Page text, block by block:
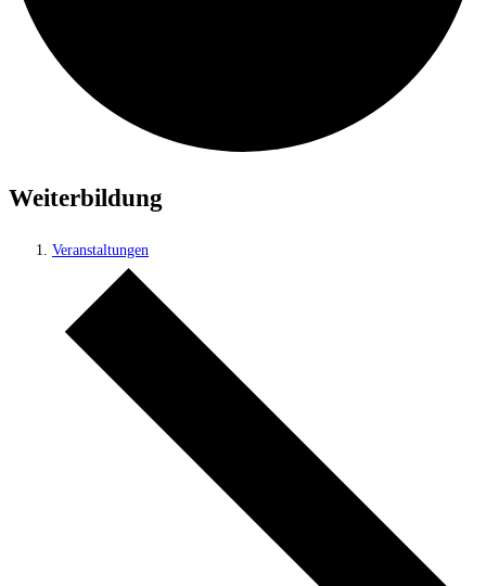
Weiterbildung
Veranstaltungen